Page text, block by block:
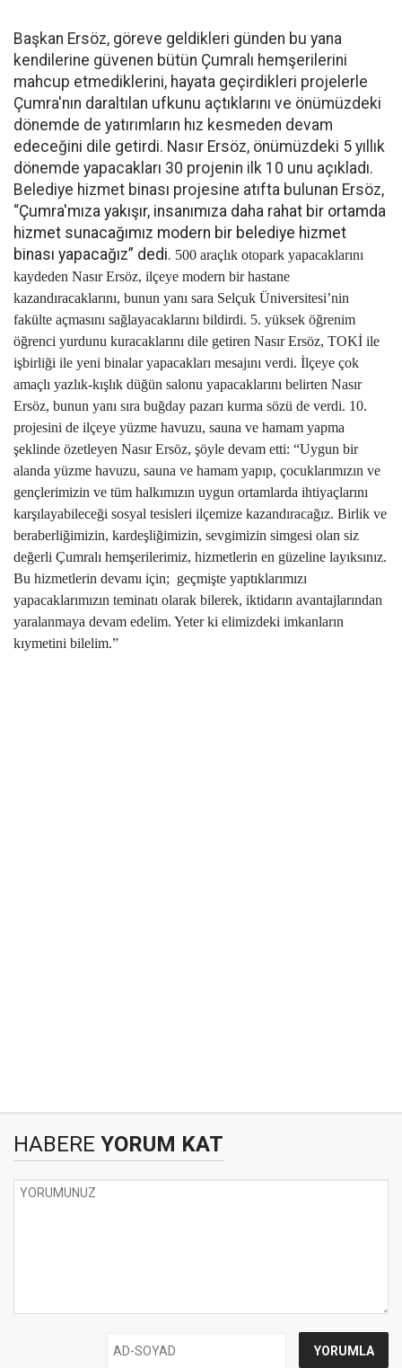
Başkan Ersöz, göreve geldikleri günden bu yana
kendilerine güvenen bütün Çumralı hemşerilerini
mahcup etmediklerini, hayata geçirdikleri projelerle
Çumra'nın daraltılan ufkunu açtıklarını ve önümüzdeki
dönemde de yatırımların hız kesmeden devam
edeceğini dile getirdi. Nasır Ersöz, önümüzdeki 5 yıllık
dönemde yapacakları 30 projenin ilk 10 unu açıkladı.
Belediye hizmet binası projesine atıfta bulunan Ersöz,
“Çumra'mıza yakışır, insanımıza daha rahat bir ortamda
hizmet sunacağımız modern bir belediye hizmet
binası yapacağız” dedi. 500 araçlık otopark yapacaklarını
kaydeden Nasır Ersöz, ilçeye modern bir hastane
kazandıracaklarını, bunun yanı sara Selçuk Üniversitesi’nin
fakülte açmasını sağlayacaklarını bildirdi. 5. yüksek öğrenim
öğrenci yurdunu kuracaklarını dile getiren Nasır Ersöz, TOKİ ile
işbirliği ile yeni binalar yapacakları mesajını verdi. İlçeye çok
amaçlı yazlık-kışlık düğün salonu yapacaklarını belirten Nasır
Ersöz, bunun yanı sıra buğday pazarı kurma sözü de verdi. 10.
projesini de ilçeye yüzme havuzu, sauna ve hamam yapma
şeklinde özetleyen Nasır Ersöz, şöyle devam etti: “Uygun bir
alanda yüzme havuzu, sauna ve hamam yapıp, çocuklarımızın ve
gençlerimizin ve tüm halkımızın uygun ortamlarda ihtiyaçlarını
karşılayabileceği sosyal tesisleri ilçemize kazandıracağız. Birlik ve
beraberliğimizin, kardeşliğimizin, sevgimizin simgesi olan siz
değerli Çumralı hemşerilerimiz, hizmetlerin en güzeline layıksınız.
Bu hizmetlerin devamı için; geçmişte yaptıklarımızı
yapacaklarımızın teminatı olarak bilerek, iktidarın avantajlarından
yaralanmaya devam edelim. Yeter ki elimizdeki imkanların
kıymetini bilelim.”
HABERE YORUM KAT